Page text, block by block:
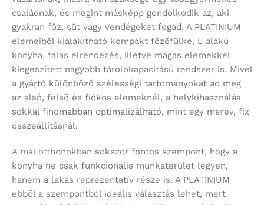
családnak, és megint másképp gondolkodik az, aki
gyakran főz, süt vagy vendégeket fogad. A PLATINIUM
elemeiből kialakítható kompakt főzőfülke, L alakú
konyha, falas elrendezés, illetve magas elemekkel
kiegészített nagyobb tárolókapacitású rendszer is. Mivel
a gyártó különböző szélességi tartományokat ad meg
az alsó, felső és fiókos elemeknél, a helykihasználás
sokkal finomabban optimalizálható, mint egy merev, fix
összeállításnál.
A mai otthonokban sokszor fontos szempont, hogy a
konyha ne csak funkcionális munkaterület legyen,
hanem a lakás reprezentatív része is. A PLATINIUM
ebből a szempontból ideális választás lehet, mert